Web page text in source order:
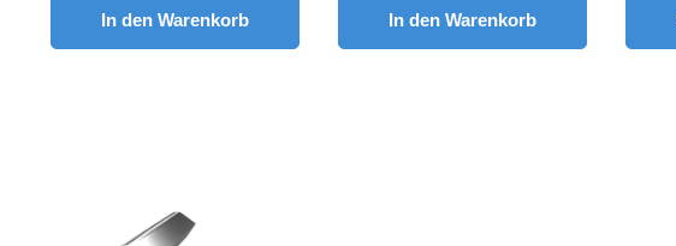
In den Warenkorb In den Warenkorb